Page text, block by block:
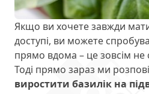
Якщо ви хочете завжди
доступі, ви можете
прямо вдома – це зовсім не
Тоді прямо зараз ми
виростити базилік на